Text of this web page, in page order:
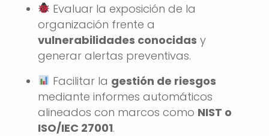
Evaluar la exposición de la
organización frente a
vulnerabilidades conocidas y
generar alertas preventivas.
Facilitar la gestión de riesgos
mediante informes automáticos
alineados con marcos como NIST o
ISO/IEC 27001.